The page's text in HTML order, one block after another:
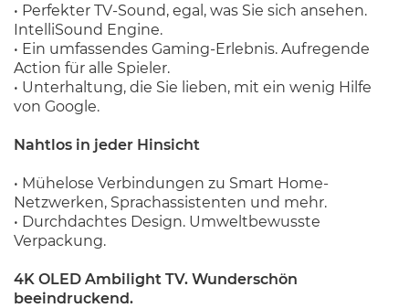
• Perfekter TV-Sound, egal, was Sie sich ansehen.
IntelliSound Engine.
• Ein umfassendes Gaming-Erlebnis. Aufregende
Action für alle Spieler.
• Unterhaltung, die Sie lieben, mit ein wenig Hilfe
von Google.
Nahtlos in jeder Hinsicht
• Mühelose Verbindungen zu Smart Home-
Netzwerken, Sprachassistenten und mehr.
• Durchdachtes Design. Umweltbewusste
Verpackung.
4K OLED Ambilight TV. Wunderschön
beeindruckend.